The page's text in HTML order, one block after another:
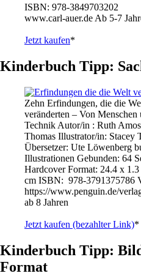
ISBN: 978-3849703202
www.carl-auer.de Ab 5-7
Jetzt kaufen*
Kinderbuch Tipp:
Zehn Erfindungen, die die
veränderten – Von Menschen
Technik Autor/in : Ruth
Thomas Illustrator/in: Stacey
Übersetzer: Ute Löwenberg
Illustrationen Gebunden: 64
Hardcover Format: 24.4 x
cm ISBN: ‎ 978-3791375786
https://www.penguin.de/
ab 8 Jahren
Jetzt kaufen (bezahlter Link)*
Kinderbuch Tipp:
Format